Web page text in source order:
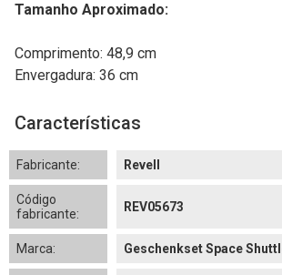
Tamanho Aproximado:
Comprimento: 48,9 cm
Envergadura: 36 cm
Características
Fabricante: Revell
Código
fabricante:
REV05673
Marca: Geschenkset Space